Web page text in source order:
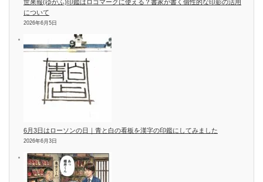
世果報(ゆがふ)印鑑はロゴマークに使える？書家が書く個性的な印影の活用
について
2026年6月5日
6月3日はローソンの日｜青と白の看板を漢字の印鑑にしてみました
2026年6月3日